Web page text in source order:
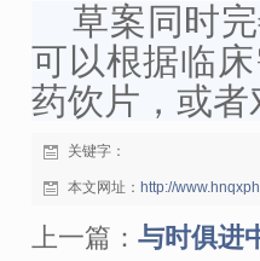
草案同时完
可以根据临
药饮片，或
关键字：
本文网址： http://
上一篇： 与时俱进